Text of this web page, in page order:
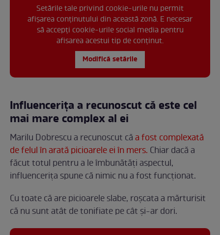
Setările tale privind cookie-urile nu permit
afișarea conținutului din această zonă. E necesar
să accepți cookie-urile social media pentru
afisarea acestui tip de conținut.
Modifică setările
Influencerița a recunoscut că este cel
mai mare complex al ei
Marilu Dobrescu a recunoscut căa fost complexată
de felul în arată picioarele ei în mers. Chiar dacă a
făcut totul pentru a le îmbunătăți aspectul,
influencerița spune că nimic nu a fost funcționat.
Cu toate că are picioarele slabe, roșcata a mărturisit
că nu sunt atât de tonifiate pe cât și-ar dori.